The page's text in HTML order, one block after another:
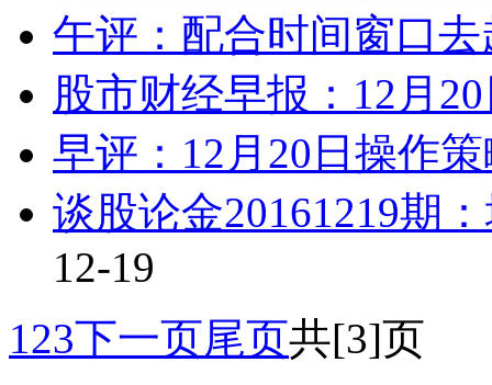
午评：配合时间窗口去
股市财经早报：12月
早评：12月20日操作
谈股论金20161219期
12-19
123下一页尾页共[3]页